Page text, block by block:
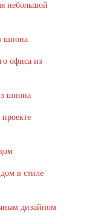
небольшой
шпона
офиса из
шпона
в стиле
дизайном